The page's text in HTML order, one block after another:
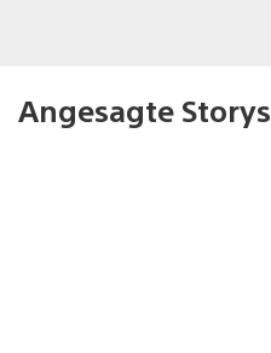
Angesagte Storys